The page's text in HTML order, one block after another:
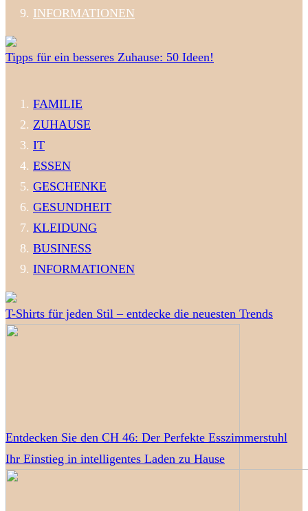
INFORMATIONEN
Tipps für ein besseres Zuhause: 50 Ideen!
FAMILIE
ZUHAUSE
IT
ESSEN
GESCHENKE
GESUNDHEIT
KLEIDUNG
BUSINESS
INFORMATIONEN
T-Shirts für jeden Stil – entdecke die neuesten Trends
Entdecken Sie den CH 46: Der Perfekte Esszimmerstuhl
Ihr Einstieg in intelligentes Laden zu Hause